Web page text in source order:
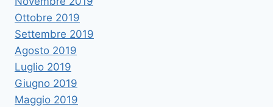
Ottobre 2019
Settembre 2019
Agosto 2019
Luglio 2019
Giugno 2019
Maggio 2019